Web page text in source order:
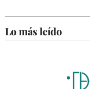
Lo más leído